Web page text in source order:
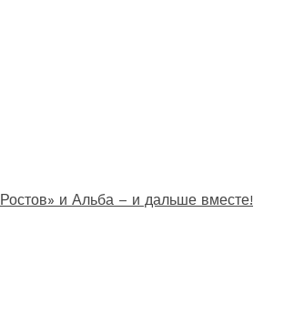
и Альба – и дальше вместе!